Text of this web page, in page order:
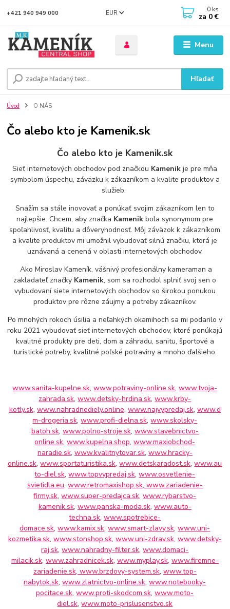
Menu
EUR
Hľadať
+421 940 949 000 0 ks
za 0 €
Úvod O NÁS
Čo alebo kto je Kamenik.sk
Čo alebo kto je Kamenik.sk
Sieť internetových obchodov pod značkou Kamenik je pre mňa
symbolom úspechu, záväzku k zákazníkom a kvalite produktov a
služieb.
Snažím sa stále inovovať a ponúkať svojim zákazníkom len to
najlepšie. Chcem, aby značka Kamenik bola synonymom pre
spoľahlivosť, kvalitu a dôveryhodnosť. Môj záväzok k zákazníkom
a kvalite produktov mi umožnil vybudovať silnú značku, ktorá je
uznávaná a cenená v oblasti internetových obchodov.
Ako Miroslav Kameník, vášnivý profesionálny kameraman a
zakladateľ značky Kamenik, som sa rozhodol splniť svoj sen o
vybudovaní siete internetových obchodov so širokou ponukou
produktov pre rôzne záujmy a potreby zákazníkov.
Po mnohých rokoch úsilia a neľahkých okamihoch sa mi podarilo v
roku 2021 vybudovať sieť internetových obchodov, ktoré ponúkajú
kvalitné produkty pre deti, dom a záhradu, sanitu, športové a
turistické potreby, kvalitné poľské potraviny a mnoho ďalšieho.
www.sanita-kupelne.sk,www.potraviny-online.sk,www.tvoja-
zahrada.sk,www.detsky-hrdina.sk,www.krby-
kotly.sk, www.nahradnediely.online, www.najvypredaj.sk, www.d
m-drogeria.sk,www.profi-dielna.sk,www.skolsky-
batoh.sk, www.polno-stroje.sk, www.stavebnictvo-
online.sk,www.kupelna.shop,www.maxiobchod-
naradie.sk, www.kvalitnytovar.sk, www.hracky-
online.sk,www.sportaturistika.sk,www.detskaradost.sk,www.au
to-diel.sk,www.topvypredaj.sk,www.osvetlenie-
svietidla.eu, www.retromaxishop.sk, www.zariadenie-
firmy.sk,www.super-predajca.sk,www.rybarstvo-
kamenik.sk, www.panska-moda.sk, www.auto-
techna.sk,www.spotrebice-
domace.sk,www.kamix.sk,www.smart-zlavy.sk,www.uni-
kozmetika.sk, www.stonshop.sk, www.uni-zdrav.sk, www.detsky-
raj.sk,www.nahradny-filter.sk,www.domaci-
milacik.sk, www.zahradnicek.sk, www.myplay.sk, www.firemne-
zariadenie.sk, www.brzdovy-system.sk, www.top-
nabytok.sk,www.zlatnictvo-online.sk,www.notebooky-
pocitace.sk,www.proti-skodcom.sk,www.moto-
diel.sk,www.moto-prislusenstvo.sk